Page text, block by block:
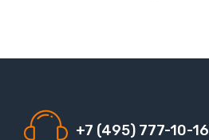
+7 (495) 777-10-16